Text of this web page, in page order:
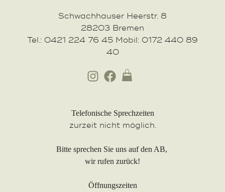
Schwachhauser Heerstr. 8
28203 Bremen
Tel.: 0421 224 76 45 Mobil: 0172 440 89
40
Telefonische Sprechzeiten
zurzeit nicht möglich.
Bitte sprechen Sie uns auf den AB,
wir rufen zurück!
Öffnungszeiten